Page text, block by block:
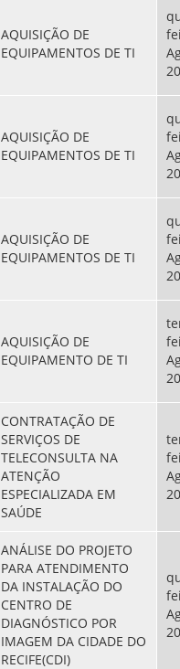
AQUISIÇÃO DE
EQUIPAMENTOS DE TI
AQUISIÇÃO DE
EQUIPAMENTOS DE TI
AQUISIÇÃO DE
EQUIPAMENTOS DE TI
AQUISIÇÃO DE
EQUIPAMENTO DE TI
CONTRATAÇÃO DE
SERVIÇOS DE
TELECONSULTA NA
ATENÇÃO
ESPECIALIZADA EM
SAÚDE
ANÁLISE DO PROJETO
PARA ATENDIMENTO
DA INSTALAÇÃO DO
CENTRO DE
DIAGNÓSTICO POR
IMAGEM DA CIDADE DO
RECIFE(CDI)